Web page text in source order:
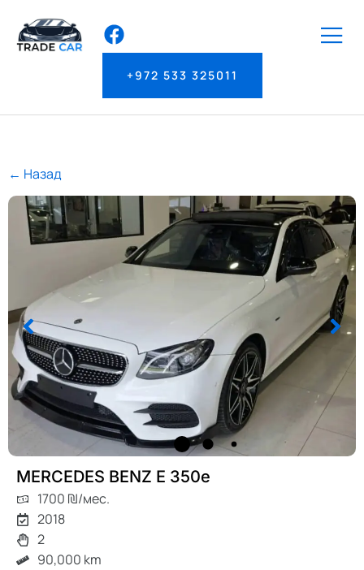
+972 533 325011
← Назад
MERCEDES BENZ E 350e
1700 ₪/мес.
2018
2
90,000 km